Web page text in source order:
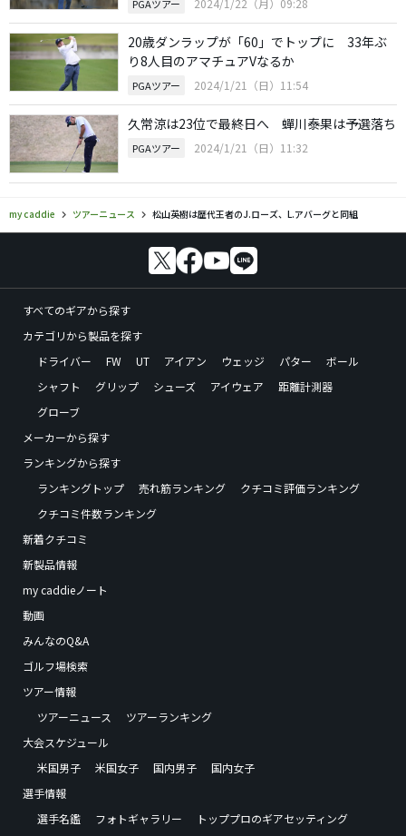
PGAツアー
20歳ダンラップが「60」でトップに 33年ぶ
り8人目のアマチュアVなるか
PGAツアー 2024/1/21（日）11:54
久常涼は23位で最終日へ 蟬川泰果は予選落ち
PGAツアー 2024/1/21（日）11:32
my caddie ツアーニュース 松山英樹は歴代王者のJ.ローズ、L.アバーグと同組
すべてのギアから探す
カテゴリから製品を探す
ドライバー
FW UT アイアン ウェッジ パター
ボール
シャフト
グリップ シューズ アイウェア
距離計測器
グローブ
メーカーから探す
ランキングから探す
ランキングトップ
売れ筋ランキング
クチコミ評価ランキング
クチコミ件数ランキング
新着クチコミ
新製品情報
my caddieノート
動画
みんなのQ&A
ゴルフ場検索
ツアー情報
ツアーニュース
ツアーランキング
大会スケジュール
米国男子
米国女子 国内男子
国内女子
選手情報
選手名鑑
フォトギャラリー
トッププロのギアセッティング